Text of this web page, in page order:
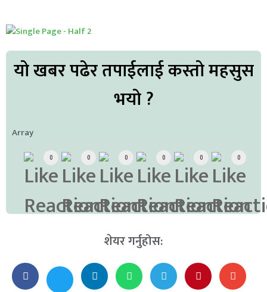
यो खबर पढेर तपाईलाई कस्तो महसुस
भयो ?
Array
0 0 0 0 0 0
शेयर गर्नुहोस: